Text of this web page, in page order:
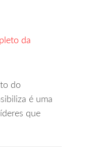
da
do
é uma
que